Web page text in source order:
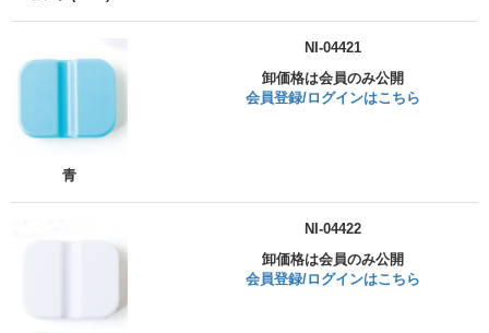
青
NI-04421
卸価格は会員のみ公開
会員登録/ログインはこちら
NI-04422
卸価格は会員のみ公開
会員登録/ログインはこちら